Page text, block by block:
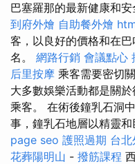
巴塞羅那的最新健康和安
到府外燴 自助餐外燴
客，以良好的價格和在
名。 網路行銷 會議點心
后里按摩 乘客需要密切
大多數娛樂活動都是關
乘客。 在術後鐘乳石洞
事，鐘乳石地層以精靈
page seo 護照過期 台北
花葬陽明山 - 撥筋課程